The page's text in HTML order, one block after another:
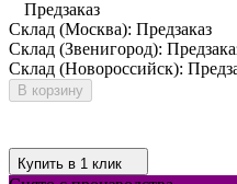
Предзаказ
Склад (Москва): Предзаказ
Склад (Звенигород):
Склад (Новороссийск):
В корзину
Купить в 1 клик